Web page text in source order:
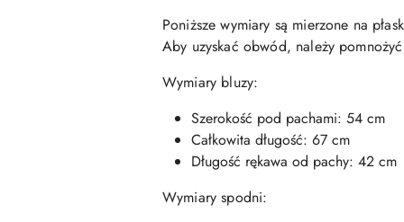
Poniższe wymiary są mierzone na
Aby uzyskać obwód, należy
Wymiary bluzy:
Szerokość pod pachami: 54 cm
Całkowita długość: 67 cm
Długość rękawa od pachy: 42 cm
Wymiary spodni: